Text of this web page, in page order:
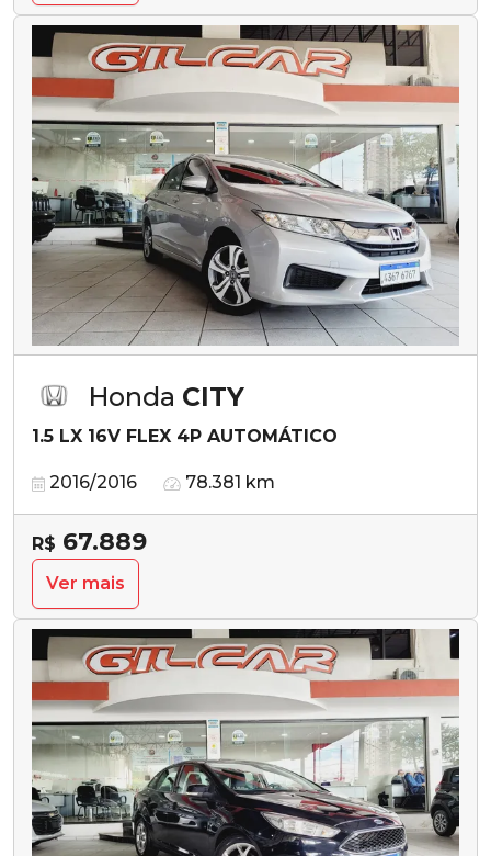
Honda CITY
1.5 LX 16V FLEX 4P AUTOMÁTICO
2016/2016 78.381 km
R$ 67.889
Ver mais